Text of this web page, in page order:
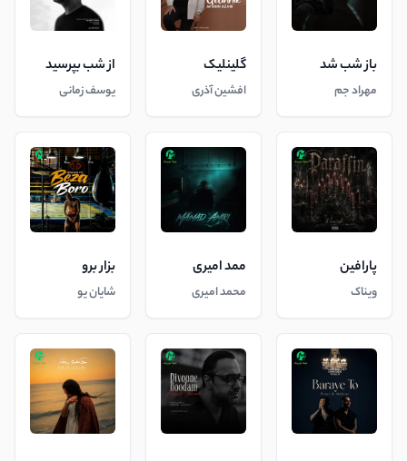
باز شب شد
مهراد جم
گلینلیک
افشین آذری
از شب بپرسید
یوسف زمانی
پارافین
ویناک
ممد امیری
محمد امیری
بزار برو
شایان یو